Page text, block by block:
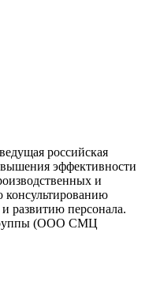
российская
эффективности
и
консультированию
развитию персонала.
(ООО СМЦ